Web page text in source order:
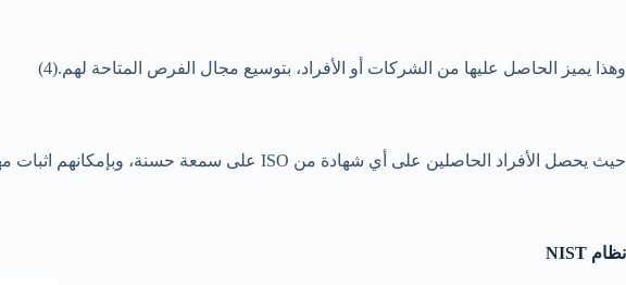
وهذا يميز الحاصل عليها من الشركات أو الأفراد، بتوسيع مجال الفرص المتاحة لهم.(4)
حيث يحصل الأفراد الحاصلين على أي شهادة من ISO على سمعة حسنة، وبإمكانهم اثبات مهارتهم لأصحاب الأعمال المحتملين بسهولة.(4)
نظام NIST